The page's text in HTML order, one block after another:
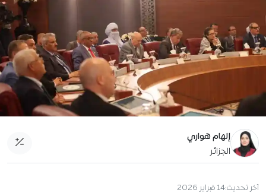
إلهام هواري
الجزائر
آخر تحديث:14 فبراير 2026